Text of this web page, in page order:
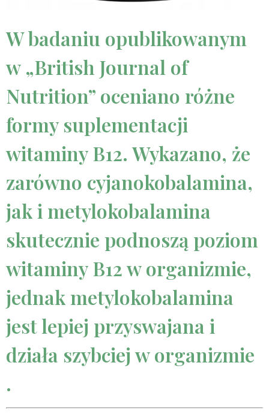
W badaniu opublikowanym
w „British Journal of
Nutrition” oceniano różne
formy suplementacji
witaminy B12. Wykazano, że
zarówno cyjanokobalamina,
jak i metylokobalamina
skutecznie podnoszą poziom
witaminy B12 w organizmie,
jednak metylokobalamina
jest lepiej przyswajana i
działa szybciej w organizmie
.